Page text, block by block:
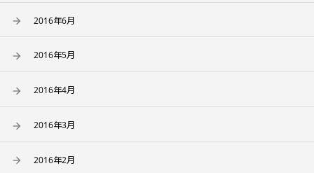
2016年6月
2016年5月
2016年4月
2016年3月
2016年2月